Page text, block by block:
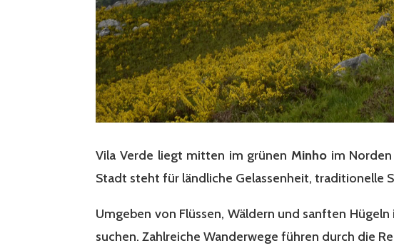
Vila Verde liegt mitten im grünen Minhoim Norden
Stadt steht für ländliche Gelassenheit, traditionelle
Umgeben von Flüssen, Wäldern und sanften
suchen. Zahlreiche Wanderwege führen durch die